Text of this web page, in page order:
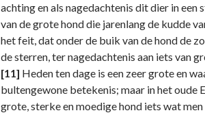
achting en als nagedachtenis dit dier in
van de grote hond die jarenlang de kudde
het feit, dat onder de buik van de hond de
de sterren, ter nagedachtenis aan iets van
[11] Heden ten dage is een zeer grote en
bultengewone betekenis; maar in het oude
grote, sterke en moedige hond iets wat